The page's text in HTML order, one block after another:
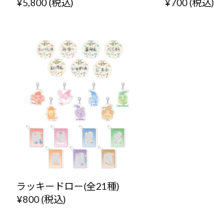
¥5,800 (税込)
¥700 (税込)
ラッキードロー(全21種)
¥800 (税込)